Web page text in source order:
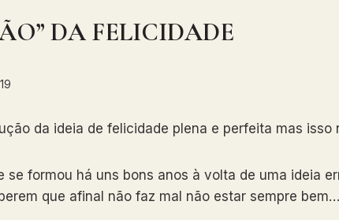
DA FELICIDADE
da ideia de felicidade plena e perfeita mas isso
se formou há uns bons anos à volta de uma ideia
que afinal não faz mal não estar sempre bem…